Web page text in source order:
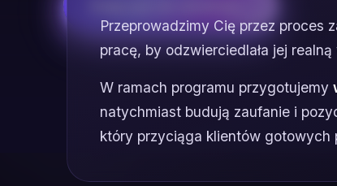
Przeprowadzimy Cię przez proces
pracę, by odzwierciedlała jej
W ramach programu przygotujemy
natychmiast budują zaufanie i
który przyciąga klientów gotowych